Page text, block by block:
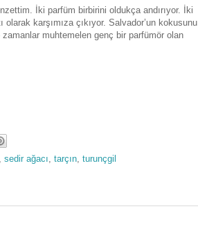
İki parfüm birbirini oldukça andırıyor. İki
karşımıza çıkıyor. Salvador’un kokusunu
muhtemelen genç bir parfümör olan
sedir ağacı tarçın turunçgil